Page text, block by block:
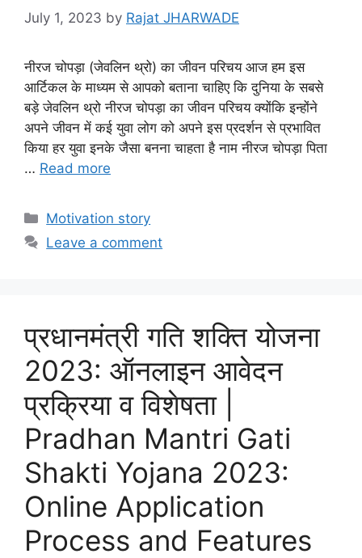
July 1, 2023 by Rajat JHARWADE
नीरज चोपड़ा (जेवलिन थ्रो) का जीवन परिचय आज हम इस
आर्टिकल के माध्यम से आपको बताना चाहिए कि दुनिया के सबसे
बड़े जेवलिन थ्रो नीरज चोपड़ा का जीवन परिचय क्योंकि इन्होंने
अपने जीवन में कई युवा लोग को अपने इस प्रदर्शन से प्रभावित
किया हर युवा इनके जैसा बनना चाहता है नाम नीरज चोपड़ा पिता
… Read more
Categories
Motivation story
Leave a comment
प्रधानमंत्री गति शक्ति योजना
2023: ऑनलाइन आवेदन
प्रक्रिया व विशेषता |
Pradhan Mantri Gati
Shakti Yojana 2023:
Online Application
Process and Features